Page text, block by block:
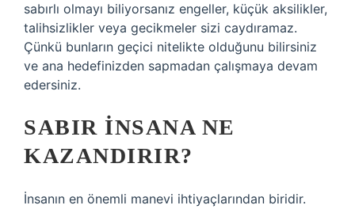
sabırlı olmayı biliyorsanız engeller, küçük aksilikler,
talihsizlikler veya gecikmeler sizi caydıramaz.
Çünkü bunların geçici nitelikte olduğunu bilirsiniz
ve ana hedefinizden sapmadan çalışmaya devam
edersiniz.
SABIR INSANA NE
KAZANDIRIR?
İnsanın en önemli manevi ihtiyaçlarından biridir.